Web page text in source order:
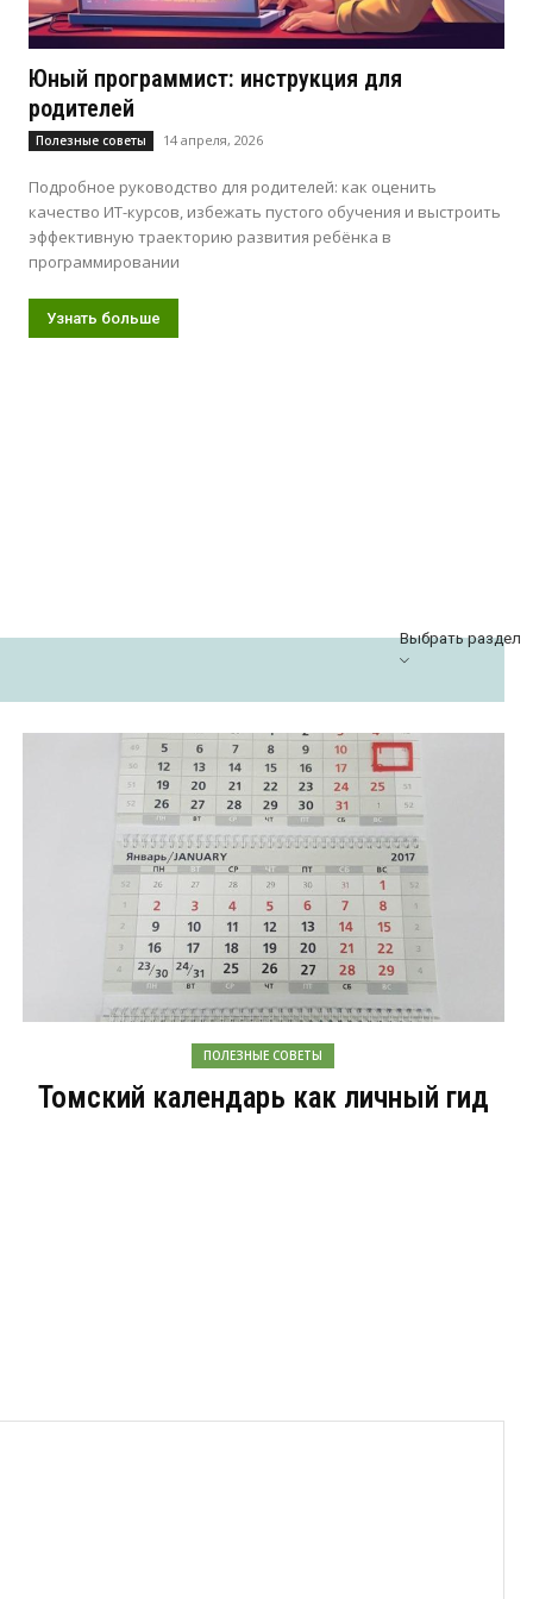
Юный программист: инструкция для
родителей
Полезные советы 14 апреля, 2026
Подробное руководство для родителей: как оценить
качество ИТ-курсов, избежать пустого обучения и выстроить
эффективную траекторию развития ребёнка в
программировании
Узнать больше
Выбрать раздел
ПОЛЕЗНЫЕ СОВЕТЫ
Томский календарь как личный гид